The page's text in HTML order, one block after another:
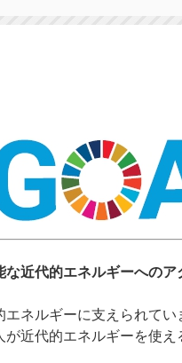
近代的エネルギーへのア
ネルギーに支えられて
近代的エネルギーを使え